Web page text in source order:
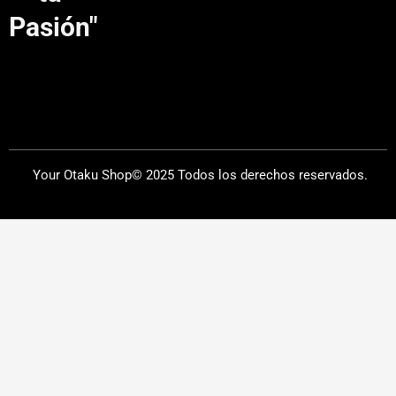
Pasión"
Your Otaku Shop© 2025 Todos los derechos reservados.